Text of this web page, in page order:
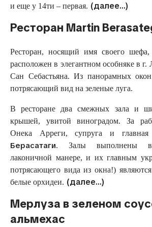
и еще у 14ти – первая. (далее…)
Ресторан Martin
Ресторан, носящий имя своего шефа,
расположен в элегантном особняке в г.
Сан Себастьяна. Из панорамных окон
потрясающий вид на зеленые луга.
В ресторане два смежных зала и
крышей, увитой виноградом. За
Онека Арреги, супруга и
Берасатаги. Залы выполнены в
лаконичной манере, и их главным
потрясающего вида из окна!)
белые орхидеи. (далее…)
Мерлуза в зеленом
альмехас